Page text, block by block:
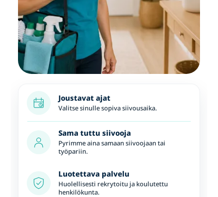
Joustavat ajat
Valitse sinulle sopiva siivousaika.
Sama tuttu siivooja
Pyrimme aina samaan siivoojaan tai
työpariin.
Luotettava palvelu
Huolellisesti rekrytoitu ja koulutettu
henkilökunta.